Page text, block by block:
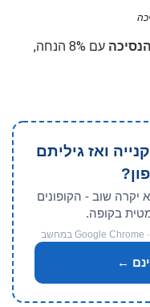
עם 8% הנחה,
ואז גיליתם
יקרה שוב - הקופונים
בקופה.
←